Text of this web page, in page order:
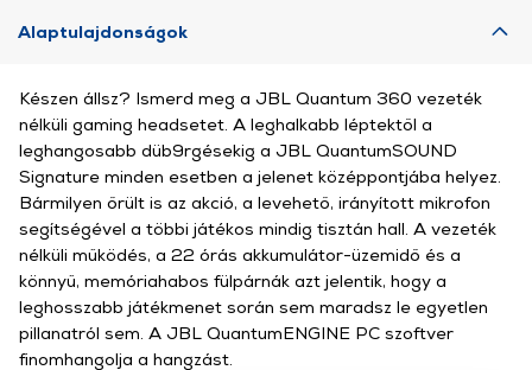
Alaptulajdonságok
Készen állsz? Ismerd meg a JBL Quantum 360 vezeték
nélküli gaming headsetet. A leghalkabb léptektől a
leghangosabb düb9rgésekig a JBL QuantumSOUND
Signature minden esetben a jelenet középpontjába helyez.
Bármilyen őrült is az akció, a levehető, irányított mikrofon
segítségével a többi játékos mindig tisztán hall. A vezeték
nélküli működés, a 22 órás akkumulátor-üzemidő és a
könnyű, memóriahabos fülpárnák azt jelentik, hogy a
leghosszabb játékmenet során sem maradsz le egyetlen
pillanatról sem. A JBL QuantumENGINE PC szoftver
finomhangolja a hangzást.